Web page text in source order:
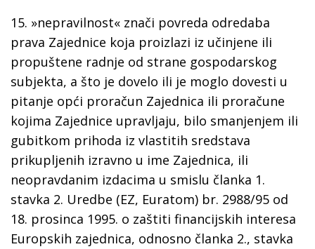
15. »nepravilnost« znači povreda odredaba
prava Zajednice koja proizlazi iz učinjene ili
propuštene radnje od strane gospodarskog
subjekta, a što je dovelo ili je moglo dovesti u
pitanje opći proračun Zajednica ili proračune
kojima Zajednice upravljaju, bilo smanjenjem ili
gubitkom prihoda iz vlastitih sredstava
prikupljenih izravno u ime Zajednica, ili
neopravdanim izdacima u smislu članka 1.
stavka 2. Uredbe (EZ, Euratom) br. 2988/95 od
18. prosinca 1995. o zaštiti financijskih interesa
Europskih zajednica, odnosno članka 2., stavka